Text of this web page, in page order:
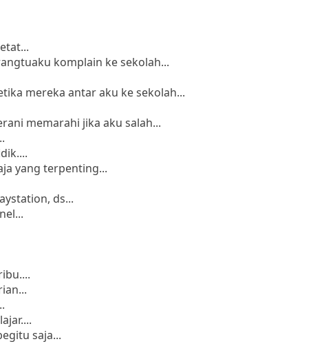
komplain ke sekolah...
mereka antar aku ke sekolah...
memarahi jika aku salah...
yang terpenting...
ds...
saja...